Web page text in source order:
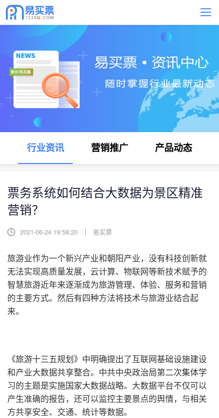
行业资讯 营销推广 产品动态
票务系统如何结合大数据为景区精准
营销？
2021-06-24 19:58:20 易买票
旅游业作为一个新兴产业和朝阳产业，没有科技创新就
无法实现高质量发展，云计算、物联网等新技术赋予的
智慧旅游近年来逐渐成为旅游管理、体验、服务和营销
的主要方式。然后有四种方法将技术与旅游业结合起
来。
《旅游十三五规划》中明确提出了互联网基础设施建设
和产业大数据共享整合。中共中央政治局第二次集体学
习的主题是实施国家大数据战略。大数据平台不仅可以
产生准确的报告，还可以监控主要景点的舆情，与相关
方共享安全、交通、统计等数据。